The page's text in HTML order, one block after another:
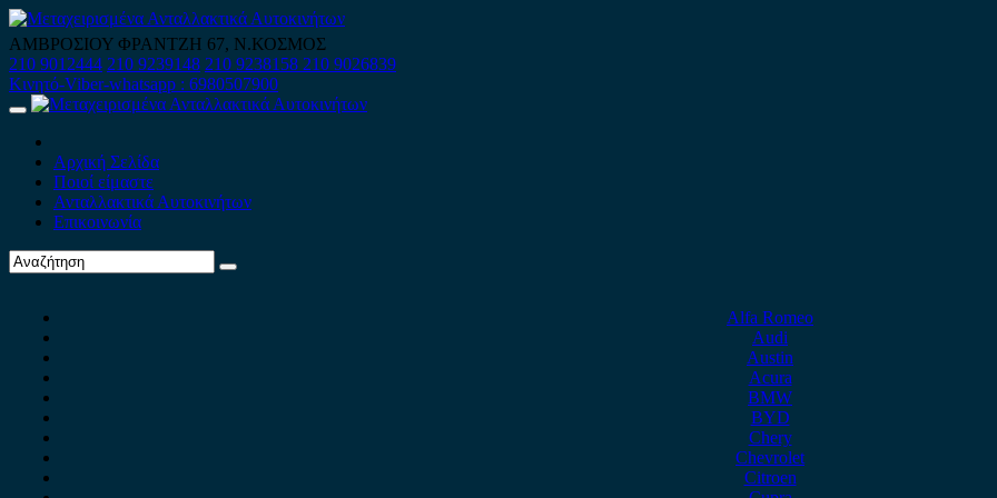
Skip
to
content
ΑΜΒΡΟΣΙΟΥ ΦΡΑΝΤΖΗ 67, Ν.ΚΟΣΜΟΣ
210 9012444 210 9239148 210 9238158 210 9026839
Κινητό-Viber-whatsapp : 6980507900
Primary
Αρχική Σελίδα
Ποιοί είμαστε
Ανταλλακτικά Αυτοκινήτων
Επικοινωνία
Alfa Romeo
Audi
Austin
Acura
BMW
BYD
Chery
Chevrolet
Citroen